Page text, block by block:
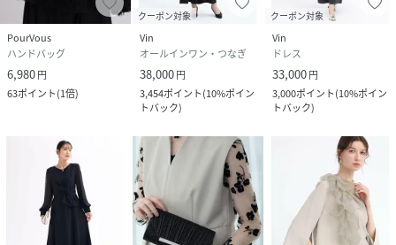
PourVous
ハンドバッグ
6,980円
63ポイント(1倍)
クーポン対象
Vin
オールインワン・つなぎ
38,000円
3,454ポイント(10%ポイン
トバック)
クーポン対象
Vin
ドレス
33,000円
3,000ポイント(10%ポイン
トバック)